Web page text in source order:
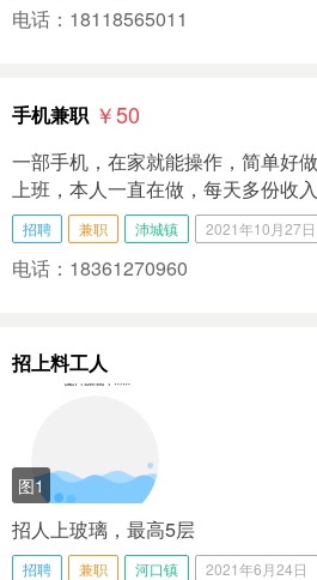
电话：18118565011
手机兼职 ￥50
一部手机，在家就能操作，简单好
上班，本人一直在做，每天多份收
招聘 兼职 沛城镇 2021年10月27日
电话：18361270960
招上料工人
图1
招人上玻璃，最高5层
招聘 兼职 河口镇 2021年6月24日